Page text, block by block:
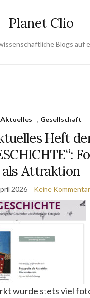
Planet Clio
Blogs auf
Aktuelles , Gesellschaft
Heft
als Attraktion
2026 Keine
wurde stets viel